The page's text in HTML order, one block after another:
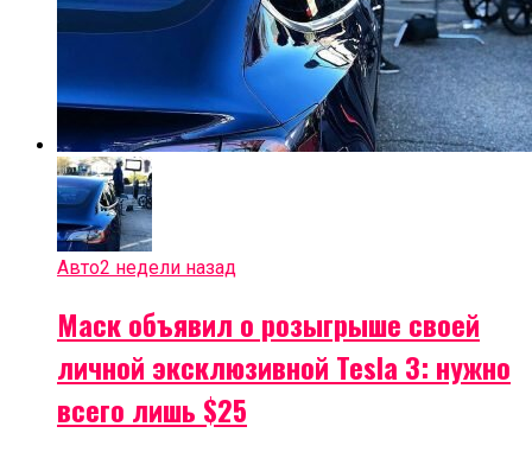
Авто2 недели назад
Маск объявил о розыгрыше своей
личной эксклюзивной Tesla 3: нужно
всего лишь $25